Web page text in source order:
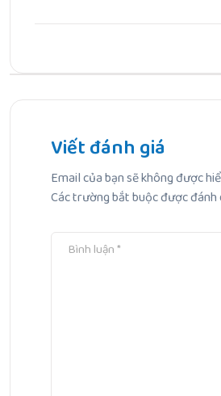
Chuyên gia giải đáp câu hỏi: “Trẻ
Cách uống Sắt, Canxi, DHA
Viết đánh giá
Email của bạn sẽ không được
Các trường bắt buộc được đánh